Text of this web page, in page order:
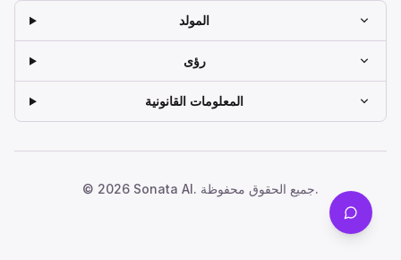
المولد
رؤى
المعلومات القانونية
© 2026 Sonata AI. جميع الحقوق محفوظة.